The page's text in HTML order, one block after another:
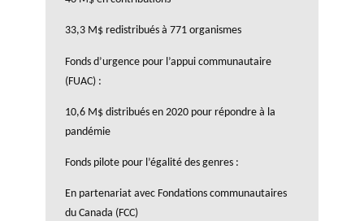
33,3 M$ redistribués à 771 organismes
Fonds d’urgence pour l’appui communautaire
(FUAC) :
10,6 M$ distribués en 2020 pour répondre à la
pandémie
Fonds pilote pour l’égalité des genres :
En partenariat avec Fondations communautaires
du Canada (FCC)